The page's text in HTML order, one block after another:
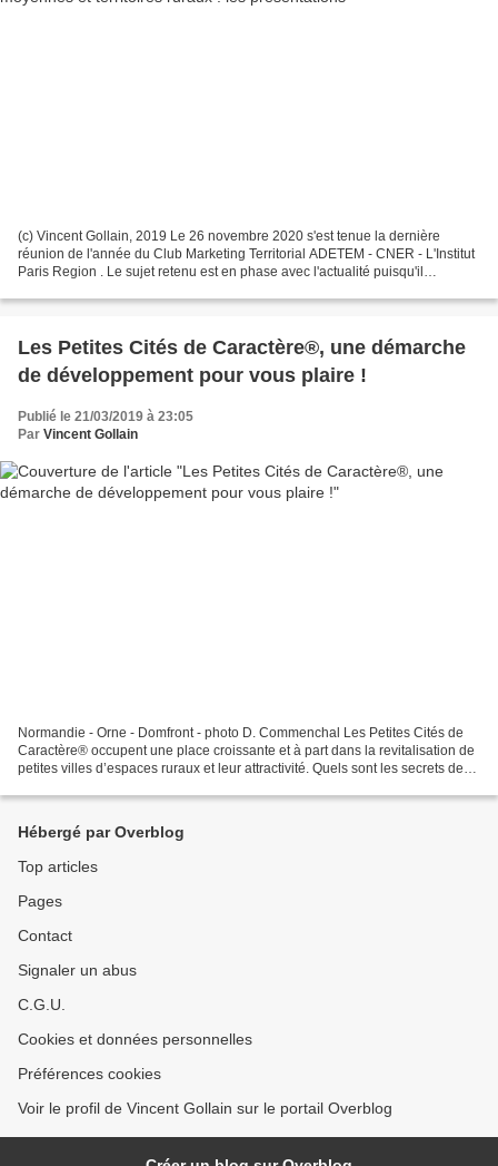
(c) Vincent Gollain, 2019 Le 26 novembre 2020 s'est tenue la dernière
réunion de l'année du Club Marketing Territorial ADETEM - CNER - L'Institut
Paris Region . Le sujet retenu est en phase avec l'actualité puisqu'il
Les Petites Cités de Caractère®, une démarche
de développement pour vous plaire !
Publié le 21/03/2019 à 23:05
Par Vincent Gollain
Normandie - Orne - Domfront - photo D. Commenchal Les Petites Cités de
Caractère® occupent une place croissante et à part dans la revitalisation de
petites villes d’espaces ruraux et leur attractivité. Quels sont les secrets de
Hébergé par Overblog
Top articles
Pages
Contact
Signaler un abus
C.G.U.
Cookies et données personnelles
Préférences cookies
Voir le profil de Vincent Gollain sur le portail Overblog